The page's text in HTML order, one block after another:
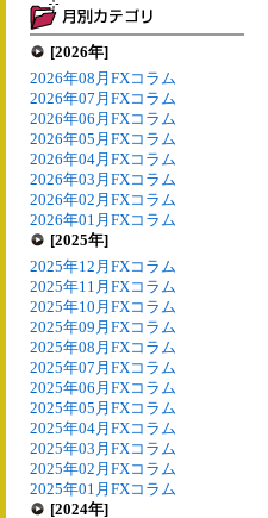
[2026年]
2026年08月FXコラム
2026年07月FXコラム
2026年06月FXコラム
2026年05月FXコラム
2026年04月FXコラム
2026年03月FXコラム
2026年02月FXコラム
2026年01月FXコラム
[2025年]
2025年12月FXコラム
2025年11月FXコラム
2025年10月FXコラム
2025年09月FXコラム
2025年08月FXコラム
2025年07月FXコラム
2025年06月FXコラム
2025年05月FXコラム
2025年04月FXコラム
2025年03月FXコラム
2025年02月FXコラム
2025年01月FXコラム
[2024年]